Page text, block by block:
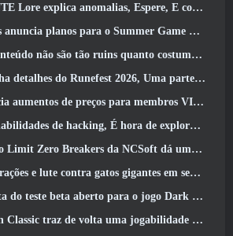
anomalias, Espere, E como uma organização ‘secreta’ rastreia tudo
planos para o Summer Game Fest
não são tão ruins quanto costumavam ser
2026, Uma parte da comemoração do 25º aniversário do RuneScape IP
de preços para membros VIP do Lord Of The Rings Online
hacking, É hora de explorar a cidade noturna em ondas uivantes
da NCSoft dá uma ideia do que esperar do próximo teste do prólogo
gigantes em seu tempo de inatividade na última atualização de Where Winds Meet
aberto para o jogo Dark Fantasy Extraction, Caçador da Névoa
volta uma jogabilidade justa de MMORPG e CBT abre em junho 4